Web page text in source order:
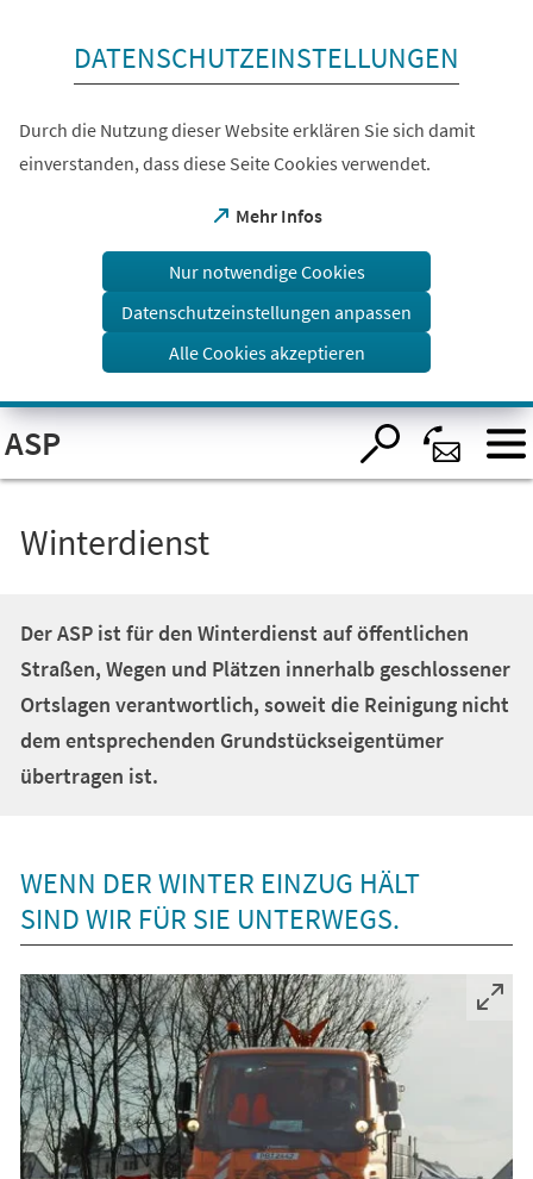
Visuelle
Assistenzsoftware
öffnen.
DATENSCHUTZEINSTELLUNGEN
Durch die Nutzung dieser Website erklären Sie sich damit
einverstanden, dass diese Seite Cookies verwendet.
Mehr Infos
(Öffnet
einem
Tab)
Nur notwendige Cookies
Datenschutzeinstellungen anpassen
Alle Cookies akzeptieren
ASP
Winterdienst
Der ASP ist für den Winterdienst auf öffentlichen
Straßen, Wegen und Plätzen innerhalb geschlossener
Ortslagen verantwortlich, soweit die Reinigung nicht
dem entsprechenden Grundstückseigentümer
übertragen ist.
WENN DER WINTER EINZUG HÄLT
SIND WIR FÜR SIE UNTERWEGS.